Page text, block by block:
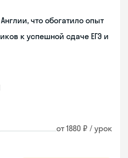
что обогатило опыт
к успешной сдаче ЕГЭ и
от 1880 ₽ / урок